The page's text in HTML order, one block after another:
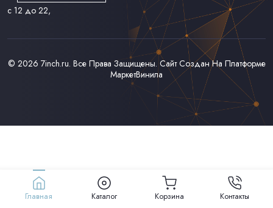
с 12 до 22,
© 2026 7inch.ru. Все Права Защищены. Сайт Создан На Платформе
МаркетВинила
Главная Каталог Корзина Контакты